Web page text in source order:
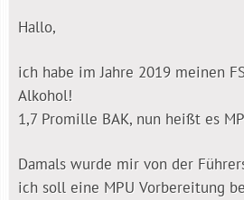
Hallo,
ich habe im Jahre 2019 meinen
Alkohol!
1,7 Promille BAK, nun heißt es
Damals wurde mir von der
ich soll eine MPU Vorbereitung